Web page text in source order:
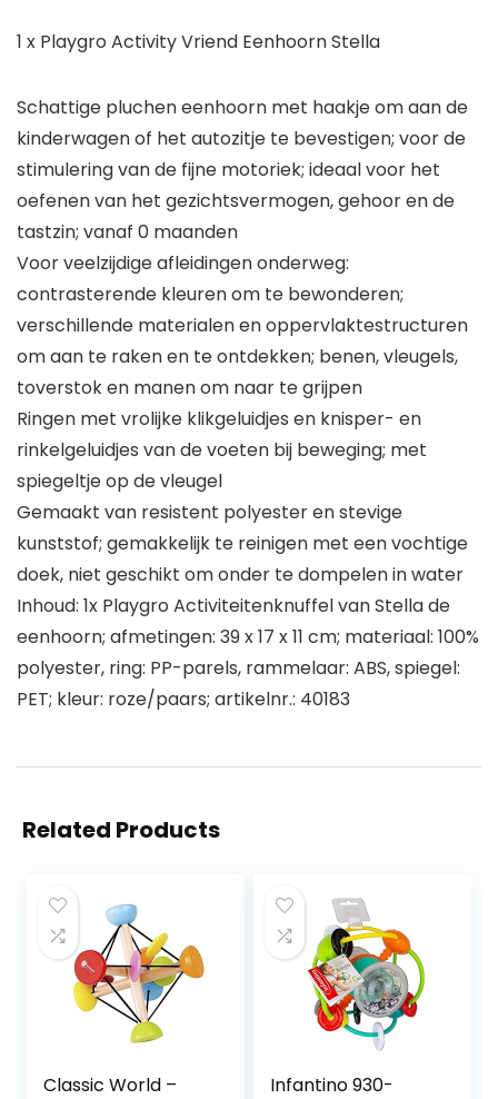
1 x Playgro Activity Vriend Eenhoorn Stella
Schattige pluchen eenhoorn met haakje om aan de
kinderwagen of het autozitje te bevestigen; voor de
stimulering van de fijne motoriek; ideaal voor het
oefenen van het gezichtsvermogen, gehoor en de
tastzin; vanaf 0 maanden
Voor veelzijdige afleidingen onderweg:
contrasterende kleuren om te bewonderen;
verschillende materialen en oppervlaktestructuren
om aan te raken en te ontdekken; benen, vleugels,
toverstok en manen om naar te grijpen
Ringen met vrolijke klikgeluidjes en knisper- en
rinkelgeluidjes van de voeten bij beweging; met
spiegeltje op de vleugel
Gemaakt van resistent polyester en stevige
kunststof; gemakkelijk te reinigen met een vochtige
doek, niet geschikt om onder te dompelen in water
Inhoud: 1x Playgro Activiteitenknuffel van Stella de
eenhoorn; afmetingen: 39 x 17 x 11 cm; materiaal: 100%
polyester, ring: PP-parels, rammelaar: ABS, spiegel:
PET; kleur: roze/paars; artikelnr.: 40183
Related Products
Classic World –
Infantino 930-